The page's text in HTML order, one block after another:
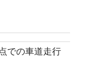
での車道走行